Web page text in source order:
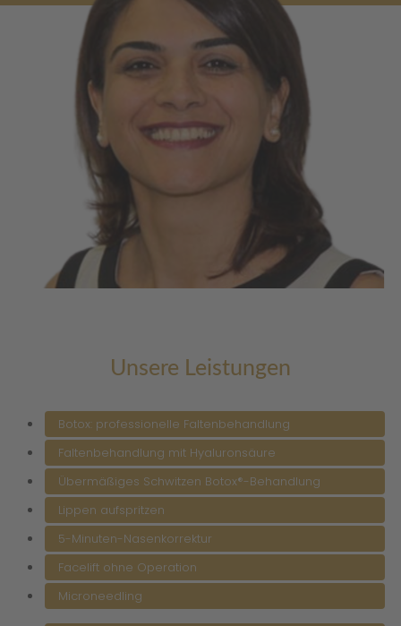
Unsere Leistungen
Botox: professionelle Faltenbehandlung
Faltenbehandlung mit Hyaluronsäure
Übermäßiges Schwitzen Botox®-Behandlung
Lippen aufspritzen
5-Minuten-Nasenkorrektur
Facelift ohne Operation
Microneedling